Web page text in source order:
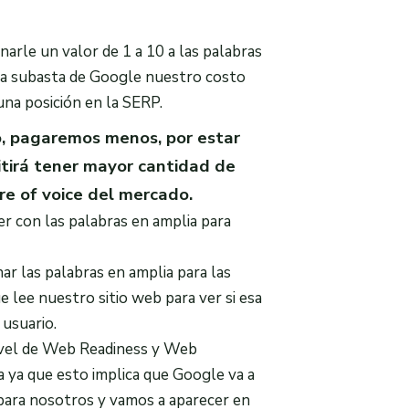
un valor de 1 a 10 a las palabras
subasta de Google nuestro costo
posición en la SERP.
menos, por estar
tener mayor cantidad de
of voice del mercado.
con las palabras en amplia para
las palabras en amplia para las
lee nuestro sitio web para ver si esa
de Web Readiness y Web
que esto implica que Google va a
nosotros y vamos a aparecer en